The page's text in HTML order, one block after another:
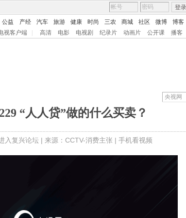
登录
公益 产经 汽车 旅游 健康 时尚 三农 商城 社区 微博 博客
视客户端 高清 电影 电视剧 纪录片 动画片 公开课 播客
“人人贷”做的什么买卖？
入复兴论坛 | 来源：CCTV-消费主张 | 手机看视频